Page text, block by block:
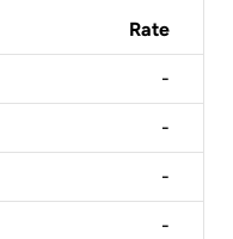
Rate
-
-
-
-